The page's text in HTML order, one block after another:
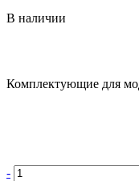
В наличии
Комплектующие для
-